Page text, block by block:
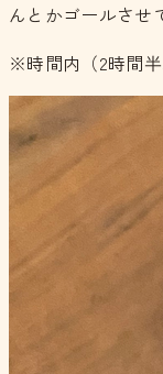
んとかゴールさせ
※時間内（2時間半